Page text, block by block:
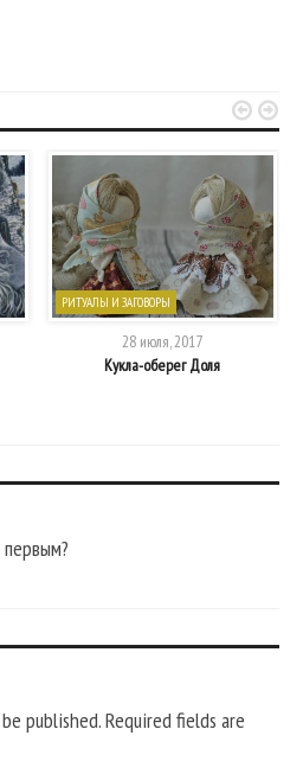
РИТУАЛЫ И ЗАГОВОРЫ
28 июля, 2017
Кукла-оберег Доля
 
published. Required fields are